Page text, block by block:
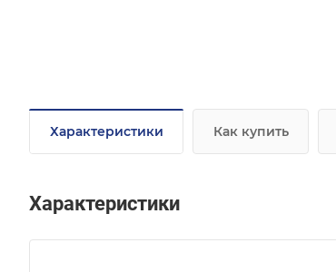
Характеристики Как купить
Характеристики